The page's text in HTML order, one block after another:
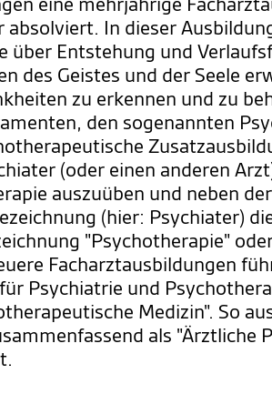
absolviert. In dieser
über Entstehung und
des Geistes und der Seele
zu erkennen und zu
den sogenannten
(oder einen anderen
auszuüben und neben der
(hier: Psychiater)
"Psychotherapie"
Facharztausbildungen
Psychiatrie und
Medizin". So
als "Ärztliche